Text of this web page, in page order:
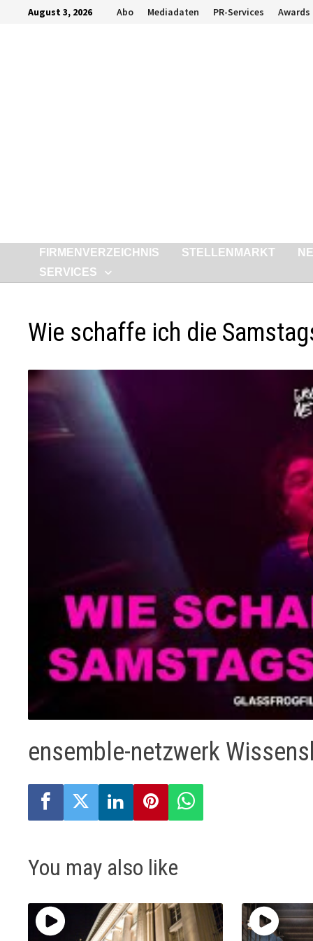
ZurückAugust 3, 2026 Abo Mediadaten PR-Services Awards
FIRMENVERZEICHNIS STELLENMARKT
SERVICES
Wie schaffe ich die
ensemble-netzwerk
You may also like